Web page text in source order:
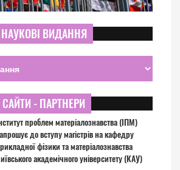
НАУКОВІ ВИДАННЯ
САЙТИ - ПАРТНЕРИ
проблем матеріалознавства (ІПМ)
до вступу магістрів на кафедру
фізики та матеріалознавства
академічного університету (КАУ)